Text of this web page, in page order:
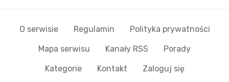
O serwisie Regulamin Polityka prywatności
Mapa serwisu Kanały RSS Porady
Kategorie Kontakt Zaloguj się